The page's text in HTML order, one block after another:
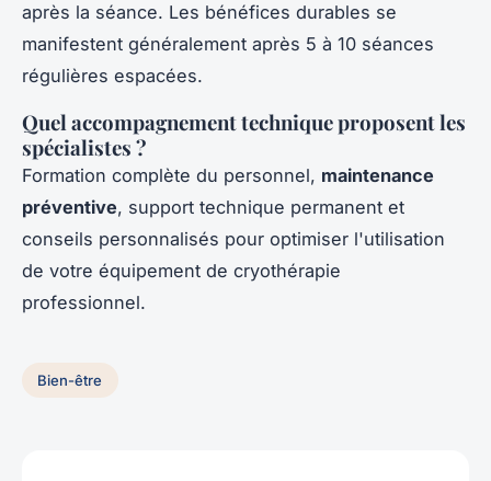
après la séance. Les bénéfices durables se
manifestent généralement après 5 à 10 séances
régulières espacées.
Quel accompagnement technique proposent les
spécialistes ?
Formation complète du personnel, maintenance
préventive, support technique permanent et
conseils personnalisés pour optimiser l'utilisation
de votre équipement de cryothérapie
professionnel.
Bien-être